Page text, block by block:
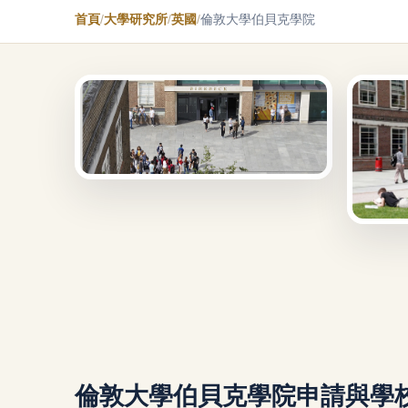
首頁/大學研究所/英國/倫敦大學伯貝克學院
倫敦大學伯貝克學院申請與學